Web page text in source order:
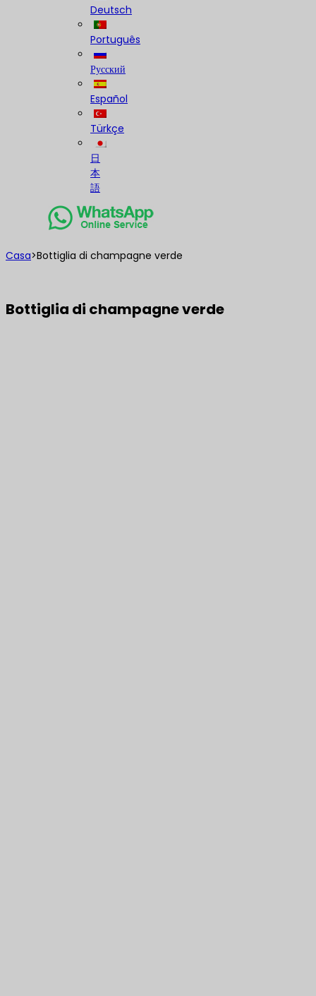
Deutsch
Português
Русский
Español
Türkçe
日
本
語
Casa>Bottiglia di champagne verde
Bottiglia di champagne verde